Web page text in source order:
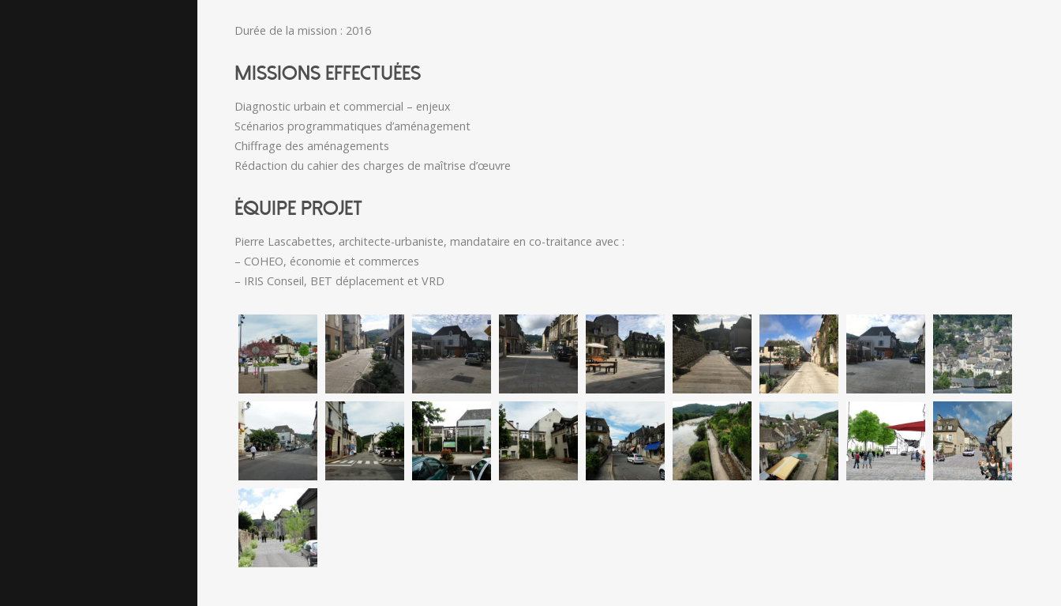
Durée de la mission : 2016
MISSIONS EFFECTUÉES
Diagnostic urbain et commercial – enjeux
Scénarios programmatiques d’aménagement
Chiffrage des aménagements
Rédaction du cahier des charges de maîtrise d’œuvre
ÉQUIPE PROJET
Pierre Lascabettes, architecte-urbaniste, mandataire en co-traitance avec :
– COHEO, économie et commerces
– IRIS Conseil, BET déplacement et VRD